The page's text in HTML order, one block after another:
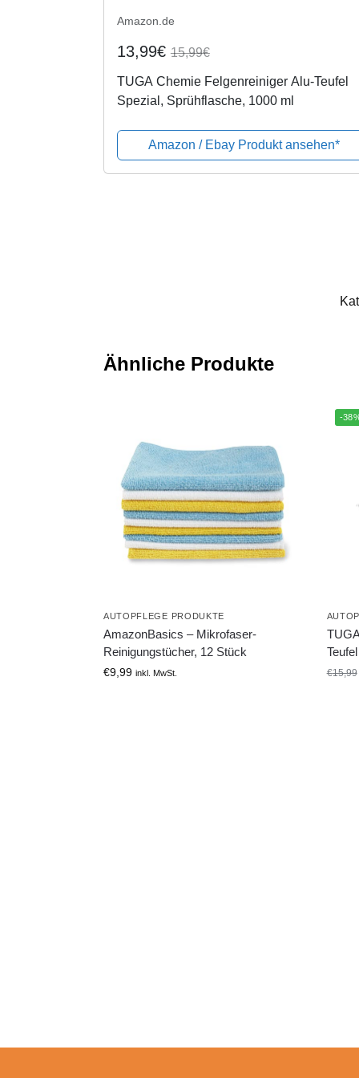
Amazon.de
13,99€ 15,99€
TUGA Chemie Felgenreiniger Alu-Teufel
Spezial, Sprühflasche, 1000 ml
Amazon / Ebay Produkt ansehen*
Ähnliche Produkte
AUTOPFLEGE PRODUKTE
AmazonBasics – Mikrofaser-
Reinigungstücher, 12 Stück
€9,99 inkl. MwSt.
-
€15,99